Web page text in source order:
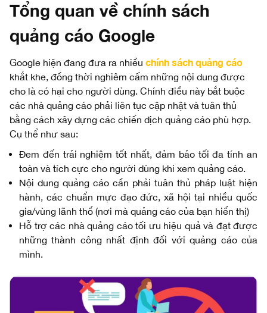
Tổng quan về chính sách
quảng cáo Google
Google hiện đang đưa ra nhiều chính sách quảng cáo
khắt khe, đồng thời nghiêm cấm những nội dung được
cho là có hại cho người dùng. Chính điều này bắt buộc
các nhà quảng cáo phải liên tục cập nhật và tuân thủ
bằng cách xây dựng các chiến dịch quảng cáo phù hợp.
Cụ thể như sau:
Đem đến trải nghiệm tốt nhất, đảm bảo tối đa tính an
toàn và tích cực cho người dùng khi xem quảng cáo.
Nội dung quảng cáo cần phải tuân thủ pháp luật hiện
hành, các chuẩn mực đạo đức, xã hội tại nhiều quốc
gia/vùng lãnh thổ (nơi mà quảng cáo của bạn hiển thị)
Hỗ trợ các nhà quảng cáo tối ưu hiệu quả và đạt được
những thành công nhất định đối với quảng cáo của
mình.